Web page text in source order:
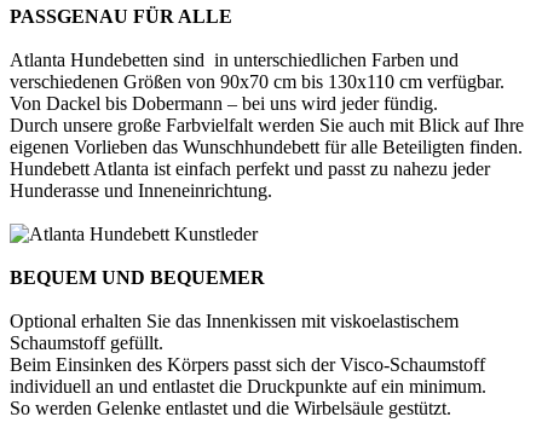
PASSGENAU FÜR ALLE
Atlanta Hundebetten sind in unterschiedlichen Farben und
verschiedenen Größen von 90x70 cm bis 130x110 cm verfügbar.
Von Dackel bis Dobermann – bei uns wird jeder fündig.
Durch unsere große Farbvielfalt werden Sie auch mit Blick auf Ihre
eigenen Vorlieben das Wunschhundebett für alle Beteiligten finden.
Hundebett Atlanta ist einfach perfekt und passt zu nahezu jeder
Hunderasse und Inneneinrichtung.
BEQUEM UND BEQUEMER
Optional erhalten Sie das Innenkissen mit viskoelastischem
Schaumstoff gefüllt.
Beim Einsinken des Körpers passt sich der Visco-Schaumstoff
individuell an und entlastet die Druckpunkte auf ein minimum.
So werden Gelenke entlastet und die Wirbelsäule gestützt.